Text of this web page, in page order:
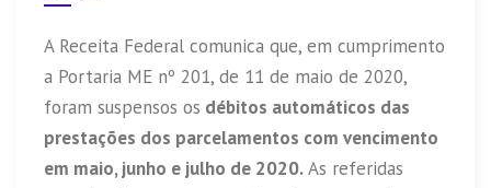
A Receita Federal comunica que, em cumprimento
a Portaria ME nº 201, de 11 de maio de 2020,
foram suspensos os débitos automáticos das
prestações dos parcelamentos com vencimento
em maio, junho e julho de 2020.As referidas